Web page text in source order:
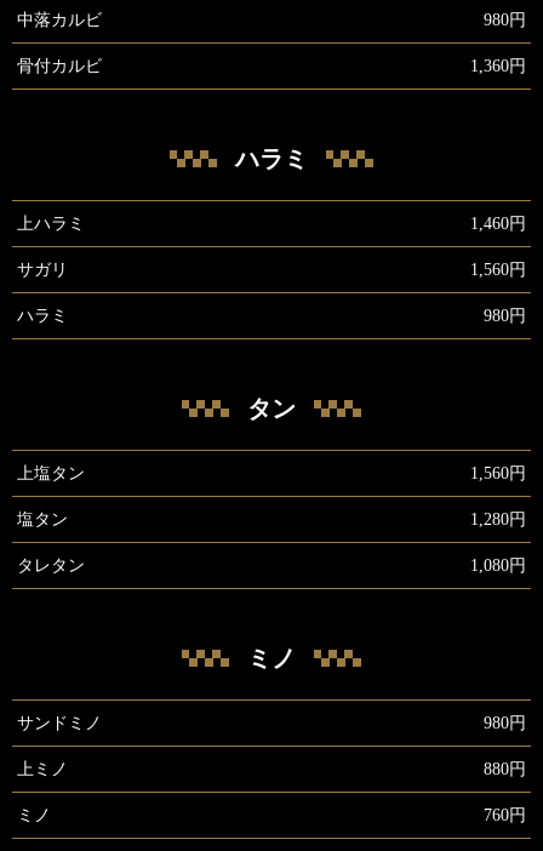
中落カルビ 980円
骨付カルビ 1,360円
ハラミ
上ハラミ 1,460円
サガリ 1,560円
ハラミ 980円
タン
上塩タン 1,560円
塩タン 1,280円
タレタン 1,080円
ミノ
サンドミノ 980円
上ミノ 880円
ミノ 760円